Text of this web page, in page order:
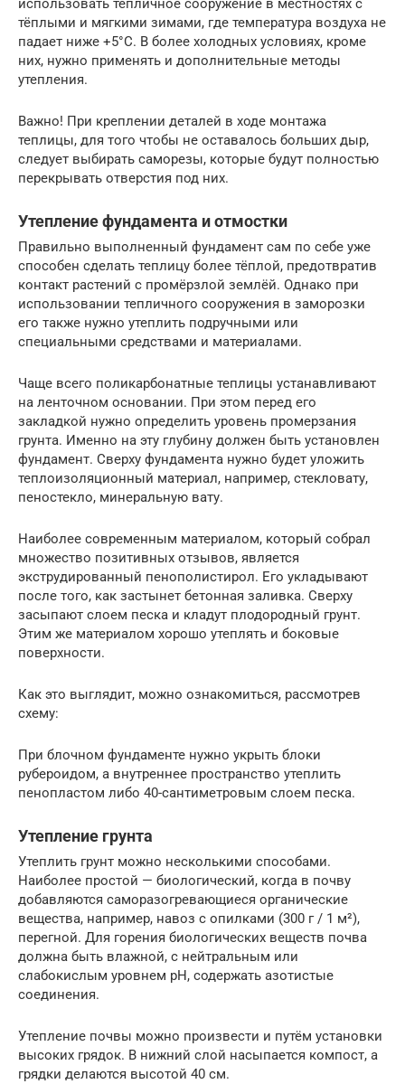
использовать тепличное сооружение в местностях с
тёплыми и мягкими зимами, где температура воздуха не
падает ниже +5°С. В более холодных условиях, кроме
них, нужно применять и дополнительные методы
утепления.
Важно! При креплении деталей в ходе монтажа
теплицы, для того чтобы не оставалось больших дыр,
следует выбирать саморезы, которые будут полностью
перекрывать отверстия под них.
Утепление фундамента и отмостки
Правильно выполненный фундамент сам по себе уже
способен сделать теплицу более тёплой, предотвратив
контакт растений с промёрзлой землёй. Однако при
использовании тепличного сооружения в заморозки
его также нужно утеплить подручными или
специальными средствами и материалами.
Чаще всего поликарбонатные теплицы устанавливают
на ленточном основании. При этом перед его
закладкой нужно определить уровень промерзания
грунта. Именно на эту глубину должен быть установлен
фундамент. Сверху фундамента нужно будет уложить
теплоизоляционный материал, например, стекловату,
пеностекло, минеральную вату.
Наиболее современным материалом, который собрал
множество позитивных отзывов, является
экструдированный пенополистирол. Его укладывают
после того, как застынет бетонная заливка. Сверху
засыпают слоем песка и кладут плодородный грунт.
Этим же материалом хорошо утеплять и боковые
поверхности.
Как это выглядит, можно ознакомиться, рассмотрев
схему:
При блочном фундаменте нужно укрыть блоки
рубероидом, а внутреннее пространство утеплить
пенопластом либо 40-сантиметровым слоем песка.
Утепление грунта
Утеплить грунт можно несколькими способами.
Наиболее простой — биологический, когда в почву
добавляются саморазогревающиеся органические
вещества, например, навоз с опилками (300 г / 1 м²),
перегной. Для горения биологических веществ почва
должна быть влажной, с нейтральным или
слабокислым уровнем pH, содержать азотистые
соединения.
Утепление почвы можно произвести и путём установки
высоких грядок. В нижний слой насыпается компост, а
грядки делаются высотой 40 см.